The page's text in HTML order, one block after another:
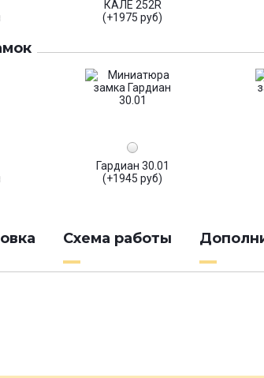
КАЛЕ 252R
(+1975 руб)
Гардиан 30.01
(+1945 руб)
Схема работы